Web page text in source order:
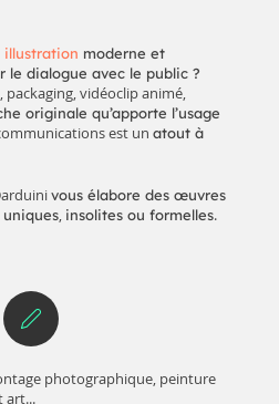
vous élabore des œuvres
, insolites ou formelles.
photographique, peinture
art...
illustration moderne et
le dialogue avec le public ?
packaging, vidéoclip animé,
originale qu’apporte l’usage
est un atout à